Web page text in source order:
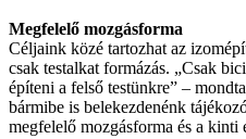
Megfelelő mozgásforma
Céljaink közé tartozhat az
csak testalkat formázás. „Csak
építeni a felső testünkre” –
bármibe is belekezdenénk
megfelelő mozgásforma és a kinti